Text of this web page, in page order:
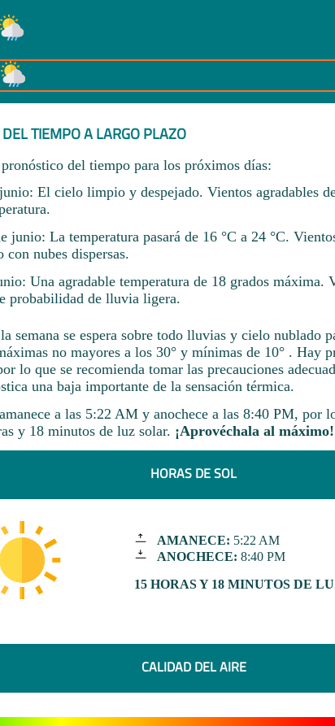
TIEMPO A LARGO PLAZO
del tiempo para los próximos días:
El cielo limpio y despejado. Vientos agradables
junio: La temperatura pasará de 16 °C a 24 °C.
nubes dispersas.
Una agradable temperatura de 18 grados máxima.
probabilidad de lluvia ligera.
semana se espera sobre todo lluvias y cielo nublado
no mayores a los 30° y mínimas de 10° . Hay
lo que se recomienda tomar las precauciones
una baja importante de la sensación térmica.
a las 5:22 AM y anochece a las 8:40 PM, por
y 18 minutos de luz solar. ¡Aprovéchala al máximo!
HORAS DE SOL
AMANECE: 5:22 AM
ANOCHECE: 8:40 PM
15 HORAS Y 18 MINUTOS DE
CALIDAD DEL AIRE